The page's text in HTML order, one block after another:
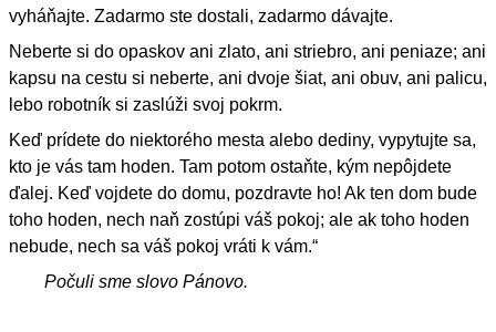
vyháňajte. Zadarmo ste dostali, zadarmo dávajte.
Neberte si do opaskov ani zlato, ani striebro, ani peniaze; ani
kapsu na cestu si neberte, ani dvoje šiat, ani obuv, ani palicu,
lebo robotník si zaslúži svoj pokrm.
Keď prídete do niektorého mesta alebo dediny, vypytujte sa,
kto je vás tam hoden. Tam potom ostaňte, kým nepôjdete
ďalej. Keď vojdete do domu, pozdravte ho! Ak ten dom bude
toho hoden, nech naň zostúpi váš pokoj; ale ak toho hoden
nebude, nech sa váš pokoj vráti k vám.“
Počuli sme slovo Pánovo.